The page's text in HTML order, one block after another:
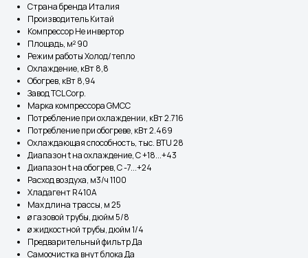
Страна бренда Италия
Производитель Китай
Компрессор Не инвертор
Площадь, м² 90
Режим работы Холод/тепло
Охлаждение, кВт 8,8
Обогрев, кВт 8,94
Завод TCL Corp.
Марка компрессора GMCC
Потребление при охлаждении, кВт 2.716
Потребление при обогреве, кВт 2.469
Охлаждающая способность, тыс. BTU 28
Диапазон t на охлаждение, С +18...+43
Диапазон t на обогрев, С -7...+24
Расход воздуха, м3/ч 1100
Хладагент R410A
Max длина трассы, м 25
ø газовой трубы, дюйм 5/8
ø жидкостной трубы, дюйм 1/4
Предварительный фильтр Да
Самоочистка внут блока Да